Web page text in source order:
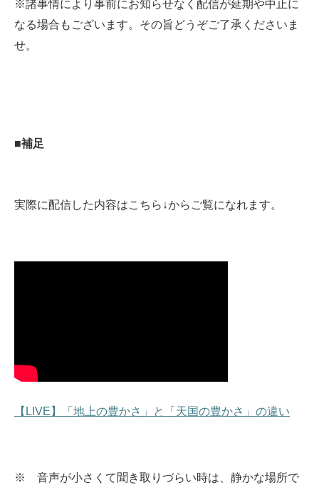
※諸事情により事前にお知らせなく配信が延期や中止に
なる場合もございます。その旨どうぞご了承くださいま
せ。
■補足
実際に配信した内容はこちら↓からご覧になれます。
【LIVE】「地上の豊かさ」と「天国の豊かさ」の違い
※ 音声が小さくて聞き取りづらい時は、静かな場所で